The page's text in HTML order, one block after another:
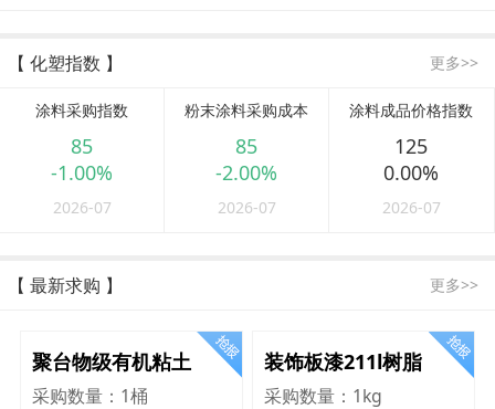
【 化塑指数 】 更多>>
涂料采购指数
85
-1.00%
2026-07
粉末涂料采购成本
85
-2.00%
2026-07
涂料成品价格指数
125
0.00%
2026-07
【 最新求购 】 更多>>
聚台物级有机粘土
采购数量： 1桶
装饰板漆211l树脂
采购数量： 1kg